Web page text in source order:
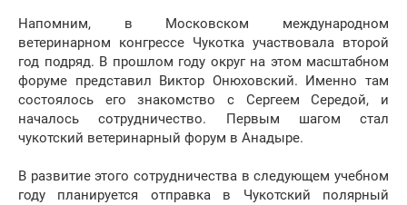
Напомним, в Московском международном
ветеринарном конгрессе Чукотка участвовала второй
год подряд. В прошлом году округ на этом масштабном
форуме представил Виктор Онюховский. Именно там
состоялось его знакомство с Сергеем Середой, и
началось сотрудничество. Первым шагом стал
чукотский ветеринарный форум в Анадыре.
В развитие этого сотрудничества в следующем учебном
году планируется отправка в Чукотский полярный